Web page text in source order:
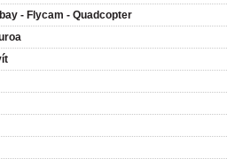
- Flycam - Quadcopter